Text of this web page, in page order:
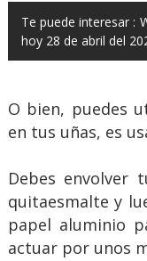
Te puede interesar :
hoy 28 de abril del
O bien, puedes
en tus uñas, es
Debes envolver
quitaesmalte y
papel aluminio
actuar por unos